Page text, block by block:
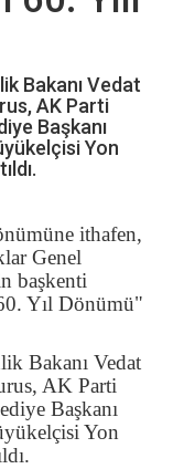
Bakanı Vedat
AK Parti
Başkanı
Yon
ithafen,
Genel
başkenti
Yıl Dönümü"
Bakanı Vedat
AK Parti
Başkanı
Yon